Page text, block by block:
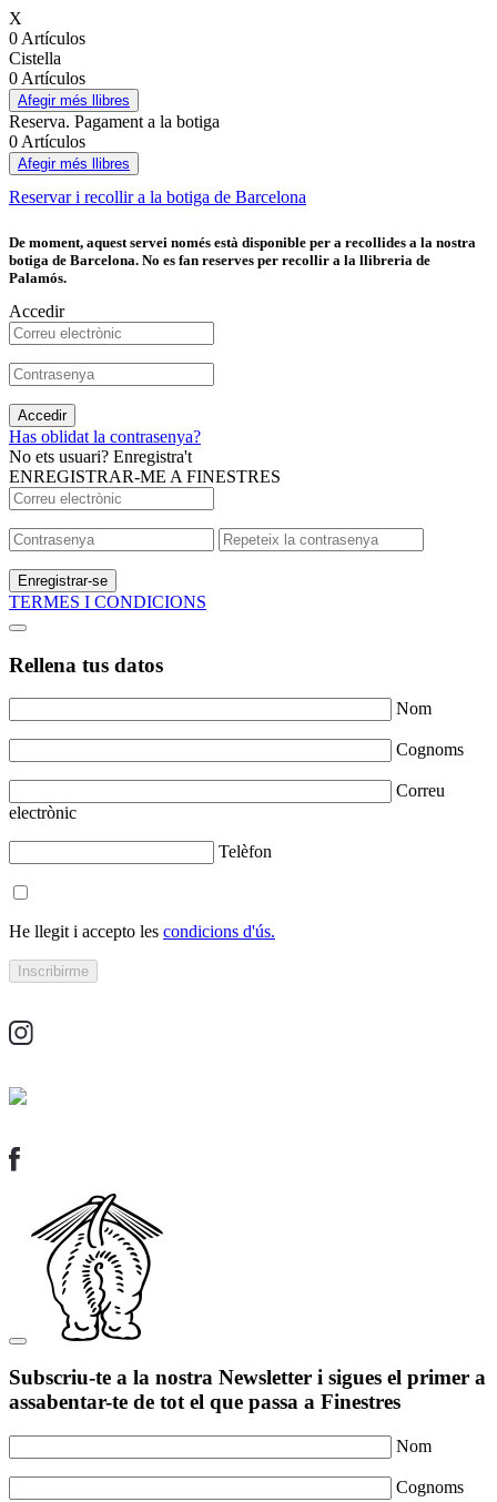
X
0 Artículos
Cistella
0 Artículos
Afegir més llibres
Reserva. Pagament a la botiga
0 Artículos
Afegir més llibres
Reservar i recollir a la botiga de Barcelona
De moment, aquest servei només està disponible per a recollides a la nostra
botiga de Barcelona. No es fan reserves per recollir a la llibreria de
Palamós.
Accedir
Accedir
Has oblidat la contrasenya?
No ets usuari? Enregistra't
ENREGISTRAR-ME A FINESTRES
Enregistrar-se
TERMES I CONDICIONS
Rellena tus datos
Nom
Cognoms
Correu
electrònic
Telèfon
He llegit i accepto les condicions d'ús.
Subscriu-te a la nostra Newsletter i sigues el primer a
assabentar-te de tot el que passa a Finestres
Nom
Cognoms